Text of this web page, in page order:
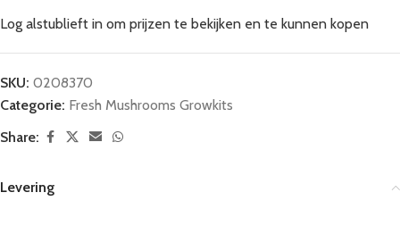
Log alstublieft in om prijzen te bekijken en te kunnen kopen
SKU: 0208370
Categorie: Fresh Mushrooms Growkits
Share:
Levering